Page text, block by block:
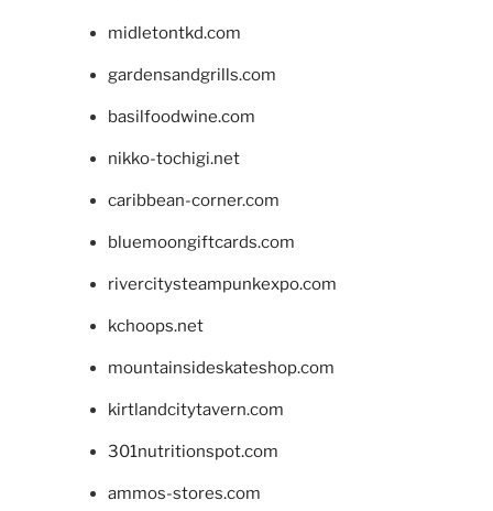
midletontkd.com
gardensandgrills.com
basilfoodwine.com
nikko-tochigi.net
caribbean-corner.com
bluemoongiftcards.com
rivercitysteampunkexpo.com
kchoops.net
mountainsideskateshop.com
kirtlandcitytavern.com
301nutritionspot.com
ammos-stores.com